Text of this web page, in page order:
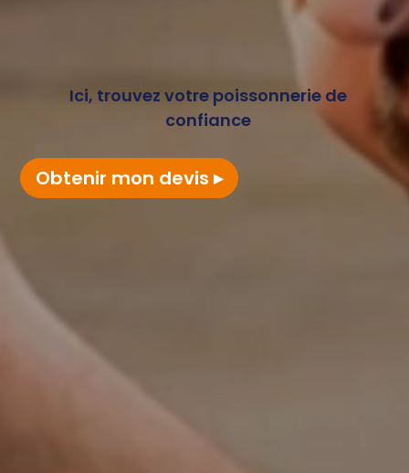
Ici, trouvez votre poissonnerie de
confiance
Obtenir mon devis